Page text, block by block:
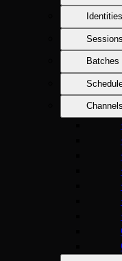
Identities
Sessions
Batches
Channels